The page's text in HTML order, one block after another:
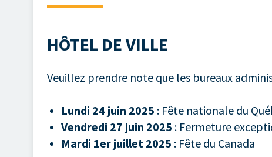
HÔTEL DE VILLE
Veuillez prendre note que les bureaux
Lundi 24 juin 2025 : Fête nationale du
Vendredi 27 juin 2025 : Fermeture
Mardi 1er juillet 2025 : Fête du Canada